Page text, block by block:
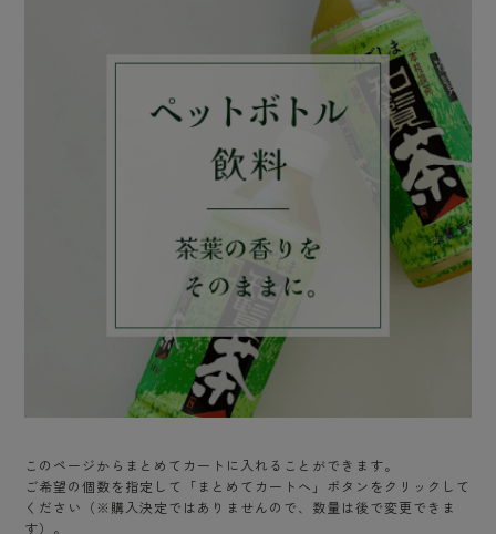
このページからまとめてカートに入れることができます。
ご希望の個数を指定して「まとめてカートへ」ボタンをクリックして
ください（※購入決定ではありませんので、数量は後で変更できま
す）。